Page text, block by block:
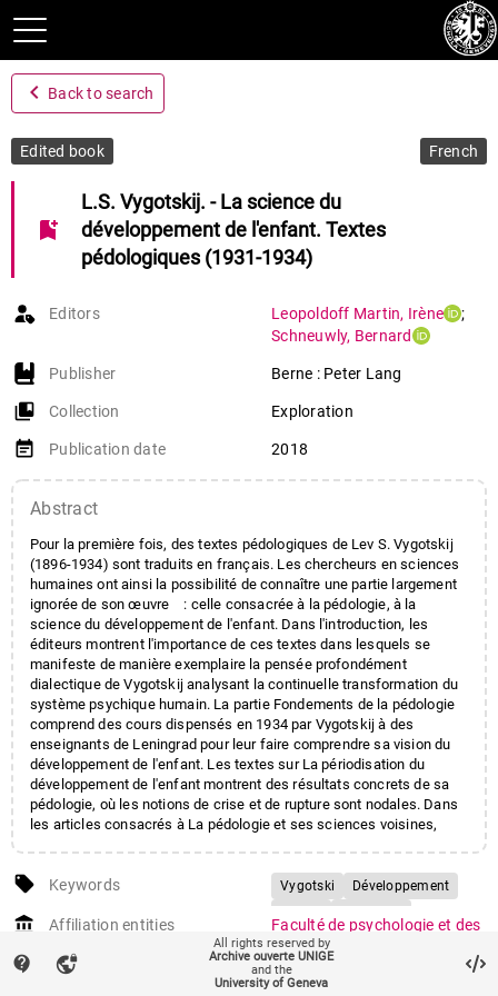
navigate_before Back to search
Edited book French
bookmark_add
L.S. Vygotskij. - La science du
développement de l'enfant. Textes
pédologiques (1931-1934)
Editors Leopoldoff Martin, Irène
;
Schneuwly, Bernard
Publisher Berne : Peter Lang
collections_bookmark Collection Exploration
event_note Publication date 2018
Abstract
Pour la première fois, des textes pédologiques de Lev S. Vygotskij
(1896-1934) sont traduits en français. Les chercheurs en sciences
humaines ont ainsi la possibilité de connaître une partie largement
ignorée de son œuvre : celle consacrée à la pédologie, à la
science du développement de l'enfant. Dans l'introduction, les
éditeurs montrent l'importance de ces textes dans lesquels se
manifeste de manière exemplaire la pensée profondément
dialectique de Vygotskij analysant la continuelle transformation du
système psychique humain. La partie Fondements de la pédologie
comprend des cours dispensés en 1934 par Vygotskij à des
enseignants de Leningrad pour leur faire comprendre sa vision du
développement de l'enfant. Les textes sur La périodisation du
développement de l'enfant montrent des résultats concrets de sa
pédologie, où les notions de crise et de rupture sont nodales. Dans
les articles consacrés à La pédologie et ses sciences voisines,
et la pédagogie. Un ouvrage indispensable pour toute personne qui
aspire à connaître dans toute sa diversité l'œuvre de ce grand
scientifique.
local_offer Keywords Vygotski
Développement
account_balance Affiliation entities
Faculté de psychologie et des
sciences de l'éducation
Section des sciences de
l'éducation
contact_support vpn_lock
All rights reserved by
Archive ouverte UNIGE
and the
University of Geneva